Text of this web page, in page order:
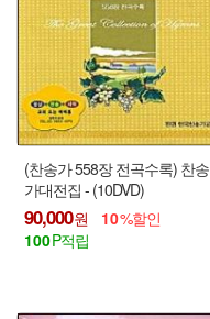
(찬송가 558장 전곡수록) 찬송
가대전집 - (10DVD)
90,000
10
100